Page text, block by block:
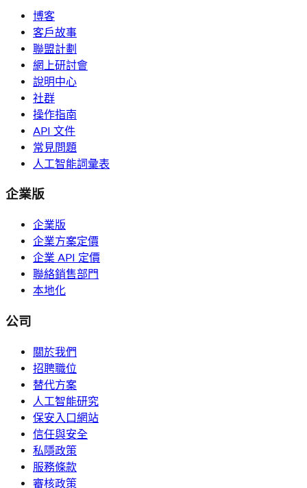
博客
客戶故事
聯盟計劃
網上研討會
說明中心
社群
操作指南
API 文件
常見問題
人工智能詞彙表
企業版
企業版
企業方案定價
企業 API 定價
聯絡銷售部門
本地化
公司
關於我們
招聘職位
替代方案
人工智能研究
保安入口網站
信任與安全
私隱政策
服務條款
審核政策